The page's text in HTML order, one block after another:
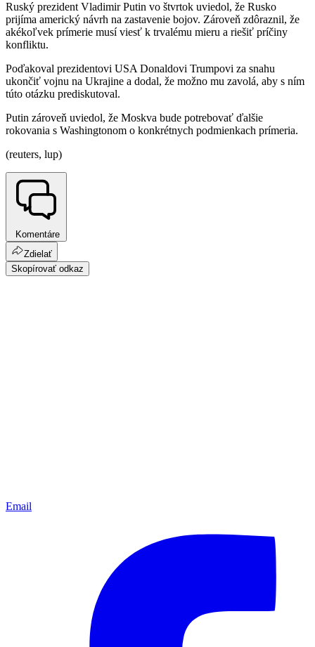
Ruský prezident Vladimir Putin vo štvrtok uviedol, že Rusko
prijíma americký návrh na zastavenie bojov. Zároveň zdôraznil, že
akékoľvek prímerie musí viesť k trvalému mieru a riešiť príčiny
konfliktu.
Poďakoval prezidentovi USA Donaldovi Trumpovi za snahu
ukončiť vojnu na Ukrajine a dodal, že možno mu zavolá, aby s ním
túto otázku prediskutoval.
Putin zároveň uviedol, že Moskva bude potrebovať ďalšie
rokovania s Washingtonom o konkrétnych podmienkach prímeria.
(reuters, lup)
Komentáre
Zdielať
Skopírovať odkaz
Email